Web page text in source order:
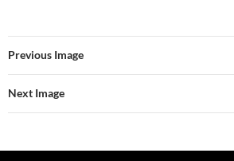
b
o
o
k
er
s
A
p
e
Previous Image
Next Image